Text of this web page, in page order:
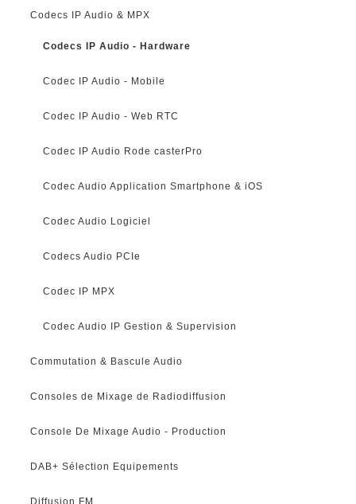
Codecs IP Audio & MPX
Codecs IP Audio - Hardware
Codec IP Audio - Mobile
Codec IP Audio - Web RTC
Codec IP Audio Rode casterPro
Codec Audio Application Smartphone & iOS
Codec Audio Logiciel
Codecs Audio PCIe
Codec IP MPX
Codec Audio IP Gestion & Supervision
Commutation & Bascule Audio
Consoles de Mixage de Radiodiffusion
Console De Mixage Audio - Production
DAB+ Sélection Equipements
Diffusion FM